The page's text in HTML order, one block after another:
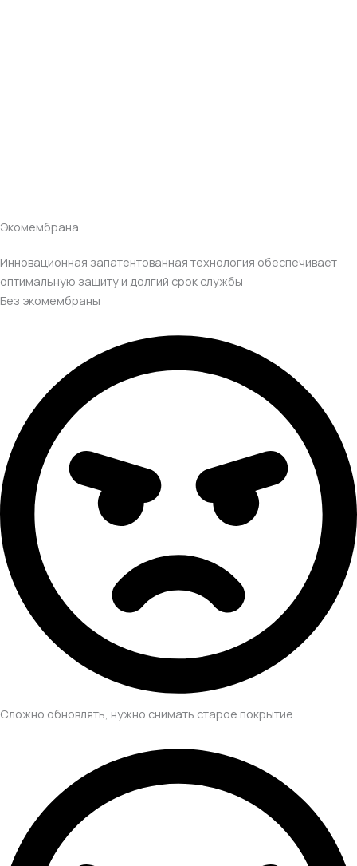
Экомембрана
Инновационная запатентованная технология обеспечивает
оптимальную защиту и долгий срок службы
Без экомембраны
Сложно обновлять, нужно снимать старое покрытие